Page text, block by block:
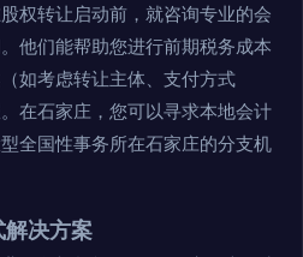
股权转让启动前，就咨询专业的会
他们能帮助您进行前期税务成本
如考虑转让主体、支付方式
在石家庄，您可以寻求本地会计
全国性事务所在石家庄的分支机
解决方案